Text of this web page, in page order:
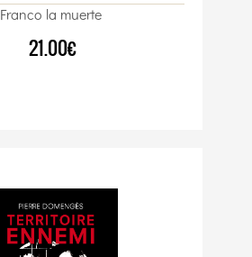
Franco la muerte
21.00€